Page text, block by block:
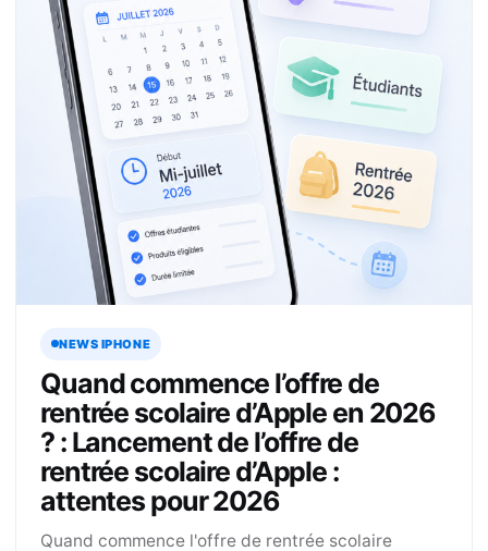
NEWS IPHONE
Quand commence l’offre de
rentrée scolaire d’Apple en 2026
? : Lancement de l’offre de
rentrée scolaire d’Apple :
attentes pour 2026
Quand commence l'offre de rentrée scolaire